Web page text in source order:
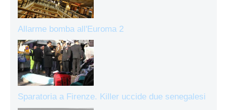
Allarme bomba all'Euroma 2
Sparatoria a Firenze. Killer uccide due senegalesi